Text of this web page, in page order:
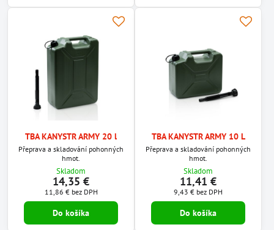
TBA KANYSTR ARMY 20 l
Přeprava a skladování pohonných
hmot.
Skladom
14,35 €
11,86 € bez DPH
Do košíka
TBA KANYSTR ARMY 10 L
Přeprava a skladování pohonných
hmot.
Skladom
11,41 €
9,43 € bez DPH
Do košíka